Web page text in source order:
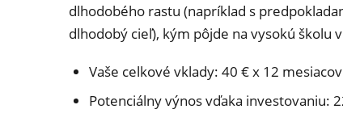
dlhodobého rastu (napríklad s
dlhodobý cieľ), kým pôjde na vysokú
Vaše celkové vklady: 40 € x 12
Potenciálny výnos vďaka investovaniu: